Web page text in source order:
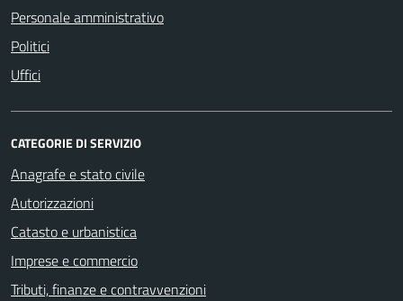
Personale amministrativo
Politici
Uffici
CATEGORIE DI SERVIZIO
Anagrafe e stato civile
Autorizzazioni
Catasto e urbanistica
Imprese e commercio
Tributi, finanze e contravvenzioni